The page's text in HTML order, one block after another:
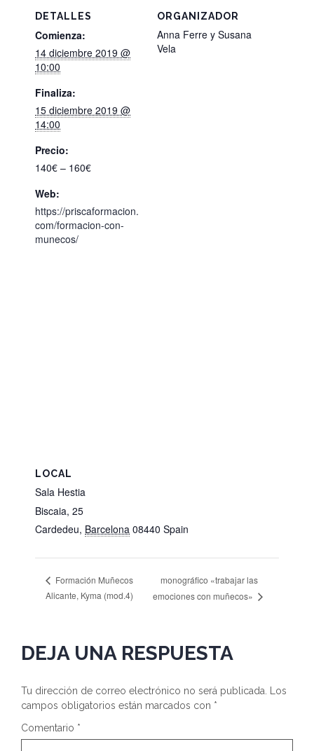
DETALLES
Comienza:
14 diciembre 2019 @
10:00
Finaliza:
15 diciembre 2019 @
14:00
Precio:
140€ – 160€
Web:
https://priscaformacion.
com/formacion-con-
munecos/
ORGANIZADOR
Anna Ferre y Susana
Vela
LOCAL
Sala Hestia
Biscaia, 25
Cardedeu, Barcelona 08440 Spain
Formación Muñecos
Alicante, Kyma (mod.4)
monográfico «trabajar las
emociones con muñecos»
DEJA UNA RESPUESTA
Tu dirección de correo electrónico no será publicada.
Los
campos obligatorios están marcados con *
Comentario *